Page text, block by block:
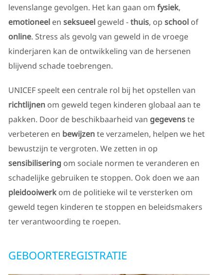
levenslange gevolgen. Het kan gaan om fysiek,
emotioneelen seksueel geweld -thuis, op school of
online. Stress als gevolg van geweld in de vroege
kinderjaren kan de ontwikkeling van de hersenen
blijvend schade toebrengen.
UNICEF speelt een centrale rol bij het opstellen van
richtlijnen om geweld tegen kinderen globaal aan te
pakken. Door de beschikbaarheid van gegevenste
verbeteren en bewijzente verzamelen, helpen we het
bewustzijn te vergroten. We zetten in op
sensibilisering om sociale normen te veranderen en
schadelijke gebruiken te stoppen. Ook doen we aan
pleidooiwerk om de politieke wil te versterken om
geweld tegen kinderen te stoppen en beleidsmakers
ter verantwoording te roepen.
GEBOORTEREGISTRATIE